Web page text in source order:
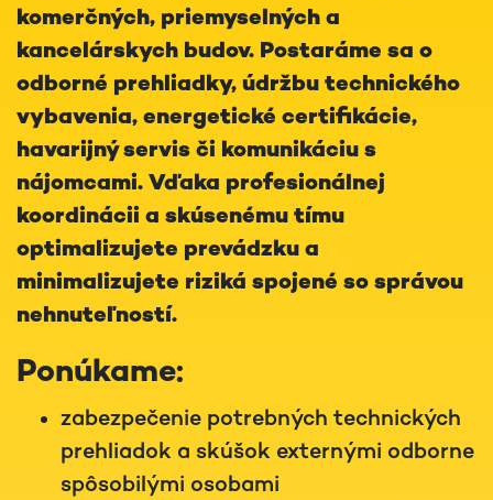
komerčných, priemyselných a
kancelárskych budov. Postaráme sa o
odborné prehliadky, údržbu technického
vybavenia, energetické certifikácie,
havarijný servis či komunikáciu s
nájomcami. Vďaka profesionálnej
koordinácii a skúsenému tímu
optimalizujete prevádzku a
minimalizujete riziká spojené so správou
nehnuteľností.
Ponúkame:
zabezpečenie potrebných technických
prehliadok a skúšok externými odborne
spôsobilými osobami